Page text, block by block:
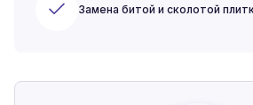
Замена битой и сколотой